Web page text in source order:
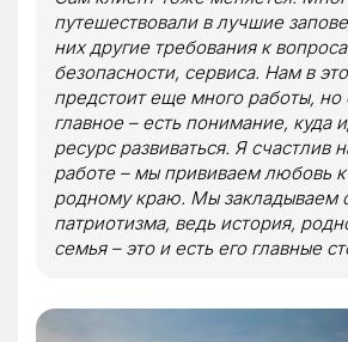
путешествовали в лучшие
них другие требования к
безопасности, сервиса. Нам в
предстоит еще много работы, но
главное – есть понимание, куда
ресурс развиваться. Я счастлив
работе – мы прививаем любовь
родному краю. Мы закладываем
патриотизма, ведь история,
семья – это и есть его главные